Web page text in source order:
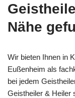
Nähe
Wir bieten Ihnen in
Eußenheim als
bei jedem
Geistheiler & Heiler